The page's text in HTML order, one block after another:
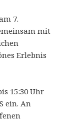
7.
mit
Erlebnis
15:30 Uhr
ein. An